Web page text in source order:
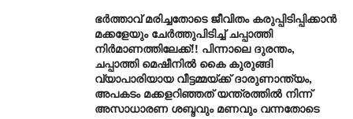
ഭർത്താവ് മരിച്ചതോടെ ജീവിതം കരുപ്പിടിപ്പിക്കാൻ
മക്കളേയും ചേർത്തുപിടിച്ച് ചപ്പാത്തി
നിർമാണത്തിലേക്ക്!! പിന്നാലെ ദുരന്തം,
ചപ്പാത്തി മെഷീനിൽ കൈ കുരുങ്ങി
വ്യാപാരിയായ വീട്ടമ്മയ്ക്ക് ദാരുണാന്ത്യം,
അപകടം മക്കളറിഞ്ഞത് യന്ത്രത്തിൽ നിന്ന്
അസാധാരണ ശബ്ദവും മണവും വന്നതോടെ